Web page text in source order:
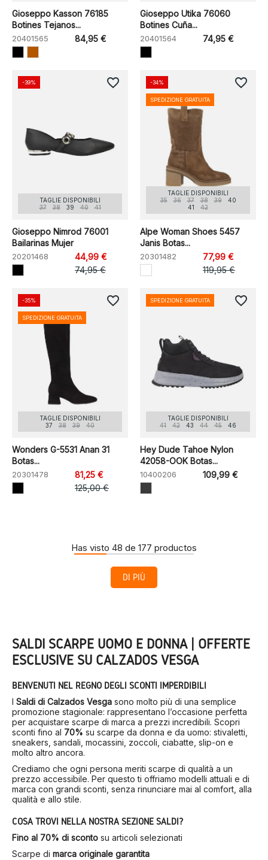
Gioseppo Kasson 76185
Botines Tejanos...
20401565 84,95 €
Gioseppo Utika 76060
Botines Cuña...
20401564 74,95 €
TAGLIE DISPONIBILI
37
38 39 40 41
Gioseppo Nimrod 76001
Bailarinas Mujer
20201468
44,99 €
74,95 €
-39% favorite_border
TAGLIE DISPONIBILI
35
36 37 38 39
40
41
42
Alpe Woman Shoes 5457
Janis Botas...
20301482
77,99 €
119,95 €
-34%
SPEDIZIONE GRATUITA
favorite_border
TAGLIE DISPONIBILI
37
38 39 40
Wonders G-5531 Anan 31
Botas...
20301478
81,25 €
125,00 €
-35%
SPEDIZIONE GRATUITA
favorite_border
TAGLIE DISPONIBILI
41
42 43 44 45 46
Hey Dude Tahoe Nylon
42058-OOK Botas...
10400206 109,99 €
SPEDIZIONE GRATUITA favorite_border
Has visto 48 de 177 productos
DI PIÙ
SALDI SCARPE UOMO E DONNA | OFFERTE
ESCLUSIVE SU CALZADOS VESGA
BENVENUTI NEL REGNO DEGLI SCONTI IMPERDIBILI
I Saldi di Calzados Vesga sono molto più di una semplice
promozione stagionale: rappresentano l’occasione perfetta
per acquistare scarpe di marca a prezzi incredibili. Scopri
sconti fino al 70% su scarpe da donna e da uomo: stivaletti,
sneakers, sandali, mocassini, zoccoli, ciabatte, slip-on e
molto altro ancora.
Crediamo che ogni persona meriti scarpe di qualità a un
prezzo accessibile. Per questo ti offriamo modelli attuali e di
marca con grandi sconti, senza rinunciare mai al comfort, alla
qualità e allo stile.
COSA TROVI NELLA NOSTRA SEZIONE SALDI?
Fino al 70% di sconto su articoli selezionati
Scarpe di marca originale garantita